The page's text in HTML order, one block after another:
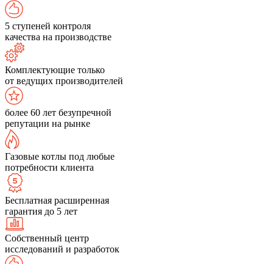
5 ступеней контроля
качества на производстве
Комплектующие только
от ведущих производителей
более 60 лет безупречной
репутации на рынке
Газовые котлы под любые
потребности клиента
Бесплатная расширенная
гарантия до 5 лет
Собственный центр
исследований и разработок